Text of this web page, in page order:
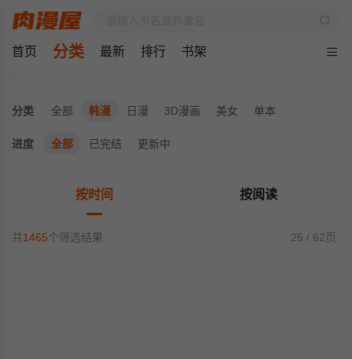
首页 分类 最新 排行 书架
分类 全部 韩漫 日漫 3D漫画 美女 单本
进度 全部 已完结 更新中
按时间 按阅读
25 / 62页
共1465个筛选结果